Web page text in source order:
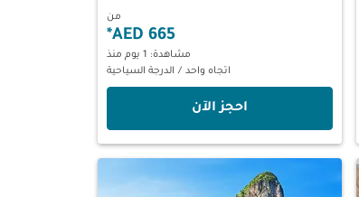
من
665 AED
*
مشاهدة: 1 يوم منذ
اتجاه واحد / الدرجة السياحية
‫احجز الآن‬